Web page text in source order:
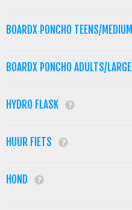
BOARDX PONCHO TEENS/MEDIUM
BOARDX PONCHO ADULTS/LARGE
HYDRO FLASK
HUUR FIETS
HOND